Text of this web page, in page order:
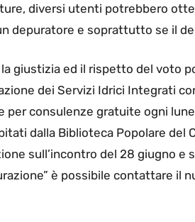
diversi utenti potrebbero
depuratore e soprattutto se il
giustizia ed il rispetto del voto
dei Servizi Idrici Integrati
per consulenze gratuite ogni
dalla Biblioteca Popolare del
sull’incontro del 28 giugno
è possibile contattare il